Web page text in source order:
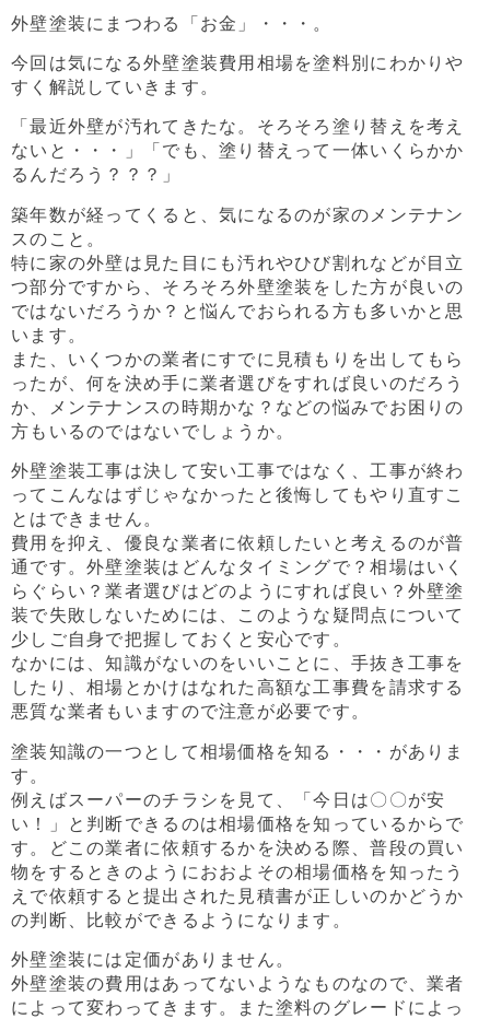
外壁塗装にまつわる「お金」・・・。
今回は気になる外壁塗装費用相場を塗料別にわかりや
すく解説していきます。
「最近外壁が汚れてきたな。そろそろ塗り替えを考え
ないと・・・」「でも、塗り替えって一体いくらかか
るんだろう？？？」
築年数が経ってくると、気になるのが家のメンテナン
スのこと。
特に家の外壁は見た目にも汚れやひび割れなどが目立
つ部分ですから、そろそろ外壁塗装をした方が良いの
ではないだろうか？と悩んでおられる方も多いかと思
います。
また、いくつかの業者にすでに見積もりを出してもら
ったが、何を決め手に業者選びをすれば良いのだろう
か、メンテナンスの時期かな？などの悩みでお困りの
方もいるのではないでしょうか。
外壁塗装工事は決して安い工事ではなく、工事が終わ
ってこんなはずじゃなかったと後悔してもやり直すこ
とはできません。
費用を抑え、優良な業者に依頼したいと考えるのが普
通です。外壁塗装はどんなタイミングで？相場はいく
らぐらい？業者選びはどのようにすれば良い？外壁塗
装で失敗しないためには、このような疑問点について
少しご自身で把握しておくと安心です。
なかには、知識がないのをいいことに、手抜き工事を
したり、相場とかけはなれた高額な工事費を請求する
悪質な業者もいますので注意が必要です。
塗装知識の一つとして相場価格を知る・・・がありま
す。
例えばスーパーのチラシを見て、「今日は〇〇が安
い！」と判断できるのは相場価格を知っているからで
す。どこの業者に依頼するかを決める際、普段の買い
物をするときのようにおおよその相場価格を知ったう
えで依頼すると提出された見積書が正しいのかどうか
の判断、比較ができるようになります。
外壁塗装には定価がありません。
外壁塗装の費用はあってないようなものなので、業者
によって変わってきます。また塗料のグレードによっ